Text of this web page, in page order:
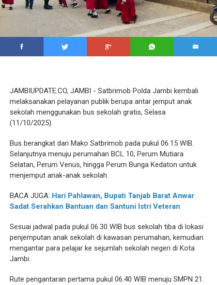
JAMBIUPDATE.CO, JAMBI - Satbrimob Polda Jambi kembali
melaksanakan pelayanan publik berupa antar jemput anak
sekolah menggunakan bus sekolah gratis, Selasa
(11/10/2025).
Bus berangkat dari Mako Satbrimob pada pukul 06.15 WIB.
Selanjutnya menuju perumahan BCL 10, Perum Mutiara
Selatan, Perum Venus, hingga Perum Bunga Kedaton untuk
menjemput anak-anak sekolah.
BACA JUGA: Hari Pahlawan, Bupati Tanjab Barat Anwar
Sadat Serahkan Bantuan dan Santuni Istri Veteran
Sesuai jadwal pada pukul 06.30 WIB bus sekolah tiba di lokasi
penjemputan anak sekolah di kawasan perumahan, kemudian
mengantar para pelajar ke sejumlah sekolah negeri di Kota
Jambi.
Rute pengantaran pertama pukul 06.40 WIB menuju SMPN 21.